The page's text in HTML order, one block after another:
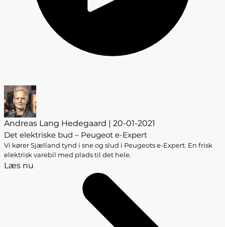
Andreas Lang Hedegaard | 20-01-2021
Det elektriske bud – Peugeot e-Expert
Vi kører Sjælland tynd i sne og slud i Peugeots e-Expert. En frisk
elektrisk varebil med plads til det hele.
Læs nu